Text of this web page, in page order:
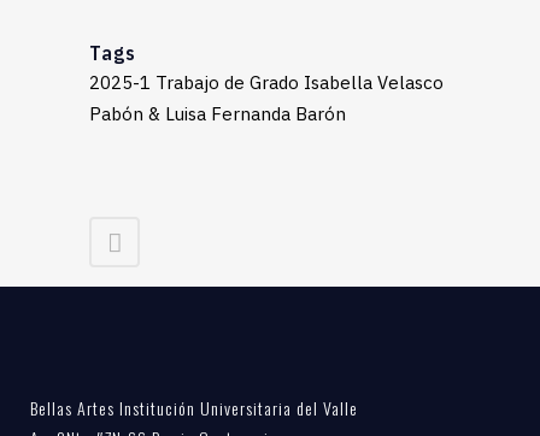
Tags
2025-1 Trabajo de Grado Isabella Velasco
Pabón & Luisa Fernanda Barón
Bellas Artes Institución Universitaria del Valle